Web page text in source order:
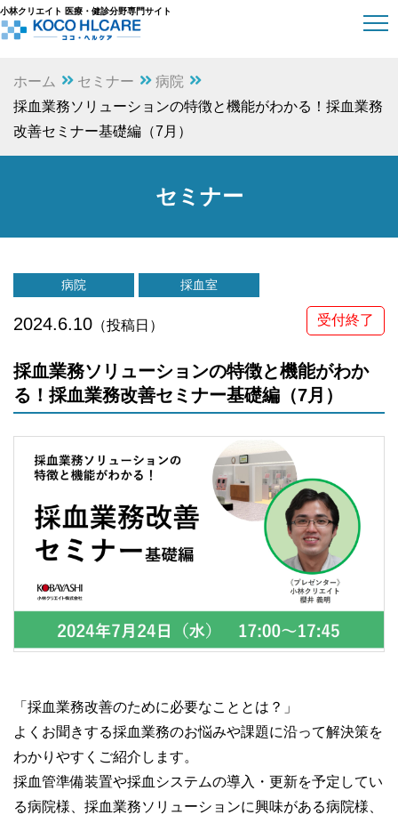
小林クリエイト 医療・健診分野専門サイト
ホーム セミナー
病院
採血業務ソリューションの特徴と機能がわかる！採血業務
改善セミナー基礎編（7月）
セミナー
病院 採血室
2024.6.10 （投稿日） 受付終了
採血業務ソリューションの特徴と機能がわか
る！採血業務改善セミナー基礎編（7月）
「採血業務改善のために必要なこととは？」
よくお聞きする採血業務のお悩みや課題に沿って解決策を
わかりやすくご紹介します。
採血管準備装置や採血システムの導入・更新を予定してい
る病院様、採血業務ソリューションに興味がある病院様、